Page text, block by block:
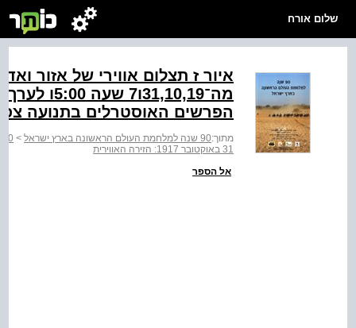
שלום אורח
איור ז תצלום אווירי של אזור
הפרשים האוסטרלים בתנועה
מתוך:90 שנה למלחמת העולם הראשונה בארץ ישראל > 90 שנה למלחמת העולם הראשונה בארץ ישראל
31 באוקטובר 1917: הזירה האווירית
אל הספר